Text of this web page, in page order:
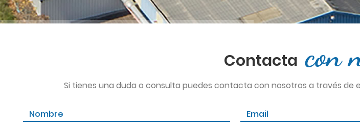
Contacta con
Si tienes una duda o consulta puedes contacta con nosotros a través